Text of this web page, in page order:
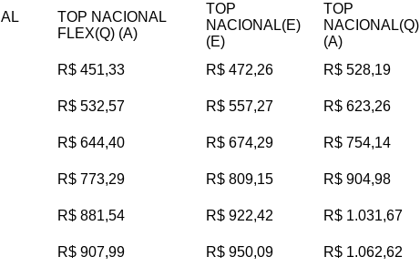
TOP NACIONAL
FLEX(Q) (A)
TOP
NACIONAL(E)
(E)
TOP
NACIONAL(Q)
(A)
R$ 451,33 R$ 472,26 R$ 528,19
R$ 532,57 R$ 557,27 R$ 623,26
R$ 644,40 R$ 674,29 R$ 754,14
R$ 773,29 R$ 809,15 R$ 904,98
R$ 881,54 R$ 922,42 R$ 1.031,67
R$ 907,99 R$ 950,09 R$ 1.062,62